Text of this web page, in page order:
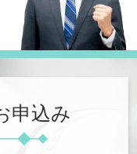
申込み